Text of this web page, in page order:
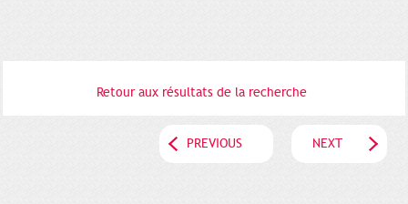
Retour aux résultats de la recherche
PREVIOUS NEXT